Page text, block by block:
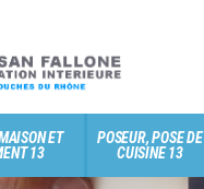
ET
13
POSEUR, POSE DE
CUISINE 13